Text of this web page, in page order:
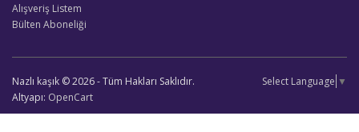
Alışveriş Listem
Bülten Aboneliği
Select Language ▼
Nazlı kaşık © 2026 - Tüm Hakları Saklıdır.
Altyapı: OpenCart